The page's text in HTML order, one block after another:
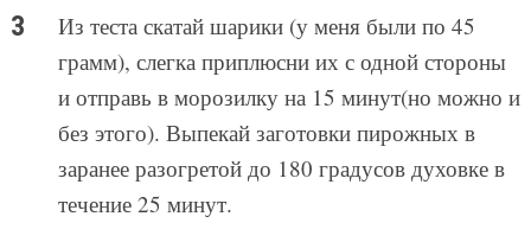
Из теста скатай шарики (у меня были по 45
грамм), слегка приплюсни их с одной стороны
и отправь в морозилку на 15 минут(но можно и
без этого). Выпекай заготовки пирожных в
заранее разогретой до 180 градусов духовке в
течение 25 минут.